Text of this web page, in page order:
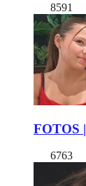
8591
FOTOS
6763